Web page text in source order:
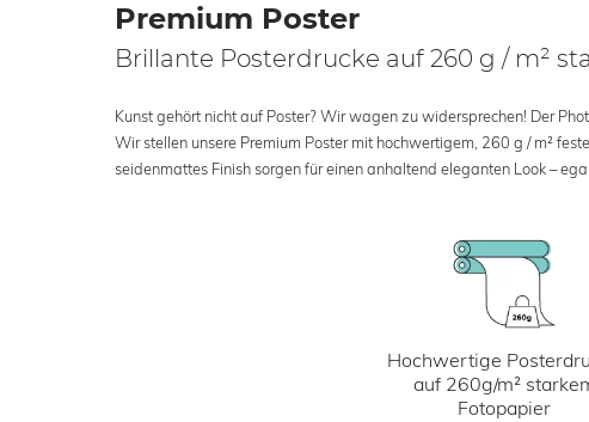
Premium Poster
Brillante Posterdrucke auf 260 g / m²
Kunst gehört nicht auf Poster? Wir wagen zu widersprechen! Der
Wir stellen unsere Premium Poster mit hochwertigem, 260 g / m²
seidenmattes Finish sorgen für einen anhaltend eleganten Look –
Hochwertige
auf 260g/m²
Fotopapier